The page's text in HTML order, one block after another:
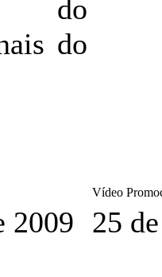
do
do
2009
Vídeo
25